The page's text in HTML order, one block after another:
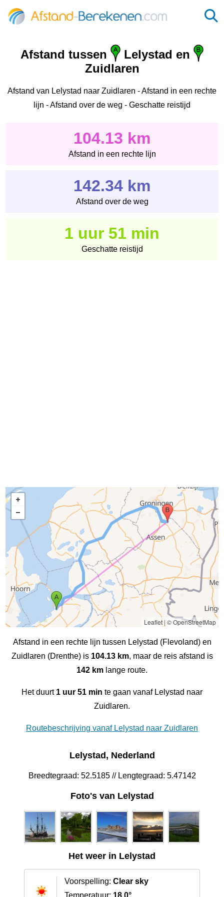
Afstand tussen
Lelystad en
Zuidlaren
Afstand van Lelystad naar Zuidlaren - Afstand in een rechte
lijn - Afstand over de weg - Geschatte reistijd
104.13 km
Afstand in een rechte lijn
142.34 km
Afstand over de weg
1 uur 51 min
Geschatte reistijd
Leaflet| © OpenStreetMap
Afstand in een rechte lijn tussen Lelystad (Flevoland) en
Zuidlaren (Drenthe) is 104.13 km, maar de reis afstand is
142 km lange route.
Het duurt 1 uur 51 min te gaan vanaf Lelystad naar
Zuidlaren.
Routebeschrijving vanaf Lelystad naar Zuidlaren
Lelystad, Nederland
Breedtegraad: 52.5185 // Lengtegraad: 5.47142
Foto's van Lelystad
Het weer in Lelystad
Voorspelling: Clear sky